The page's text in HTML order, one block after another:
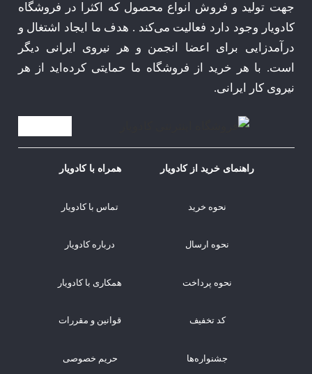
جهت تولید و فروش انواع محصول که اکثرا در فروشگاه
کادویار وجود دارد فعالیت می‌کند . هدف ما ایجاد اشتغال و
درآمدزایی برای اعضا انجمن و هر نیروی ایرانی دیگر
است. با هر خرید از فروشگاه ما حمایتی کرده‌اید از هر
نیروی کار ایرانی.
راهنمای خرید از کادویار
نحوه خرید
نحوه ارسال
نحوه پرداخت
کد تخفیف
جشنواره‌ها
همراه با کادویار
تماس با کادویار
درباره کادویار
همکاری با کادویار
قوانین و مقررات
حریم خصوصی